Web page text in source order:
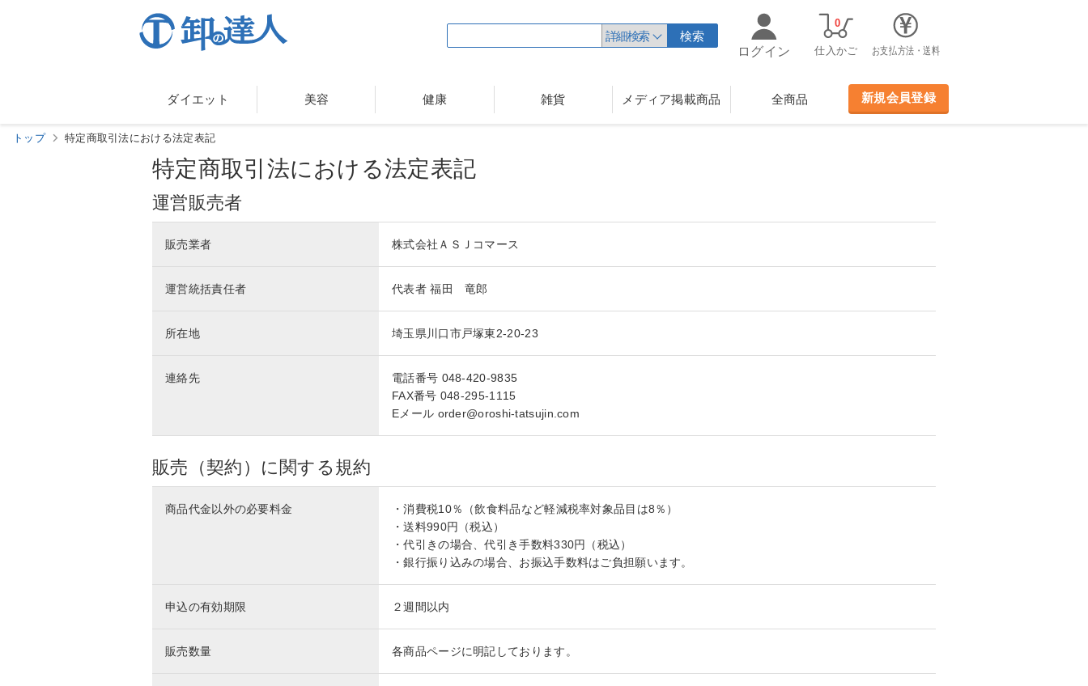
詳細検索
検索
ログイン
仕入かご
0
お支払方法・送料
ダイエット 美容 健康 雑貨 メディア掲載商品 全商品 新規会員登録
トップ 特定商取引法における法定表記
特定商取引法における法定表記
運営販売者
販売業者 株式会社ＡＳＪコマース
運営統括責任者 代表者 福田 竜郎
所在地 埼玉県川口市戸塚東2-20-23
連絡先
電話番号 048-420-9835
FAX番号 048-295-1115
Eメール order@oroshi-tatsujin.com
販売（契約）に関する規約
商品代金以外の必要料金
・消費税10％（飲食料品など軽減税率対象品目は8％）
・送料990円（税込）
・代引きの場合、代引き手数料330円（税込）
・銀行振り込みの場合、お振込手数料はご負担願います。
申込の有効期限 ２週間以内
販売数量 各商品ページに明記しております。